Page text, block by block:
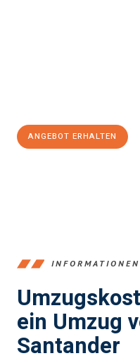
ANGEBOT ERHALTEN
INFORMATIONEN
ein Umzug
Santander